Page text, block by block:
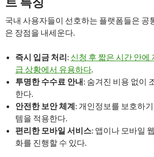
국내 사용자들이 선호하는 플랫폼들은 공
은 장점을 내세운다.
즉시 입금 처리: 신청 후 짧은 시간 안에
급 상황에서 유용하다.
투명한 수수료 안내: 숨겨진 비용 없이
한다.
안전한 보안 체계: 개인정보를 보호하
템을 적용한다.
편리한 모바일 서비스: 앱이나 모바일
화를 진행할 수 있다.